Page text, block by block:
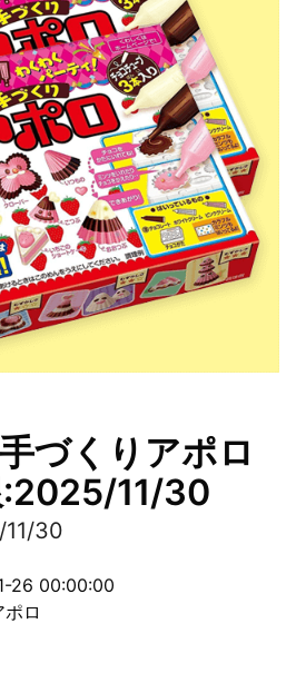
づくりアポロ
11/30
30
26 00:00:00
ポロ